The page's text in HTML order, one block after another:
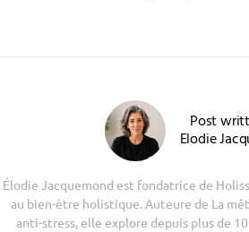
Post
Elodie
Élodie Jacquemond est fondatrice de
au bien-être holistique. Auteure de La
anti-stress, elle explore depuis plus de